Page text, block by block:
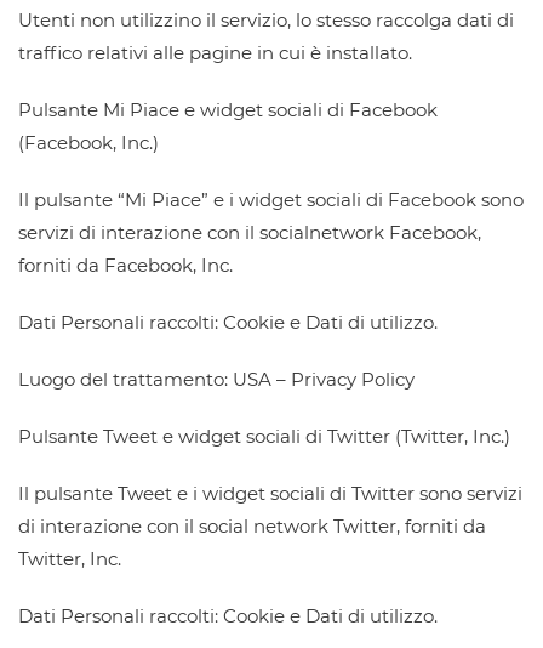
Utenti non utilizzino il servizio, lo stesso raccolga dati di
traffico relativi alle pagine in cui è installato.
Pulsante Mi Piace e widget sociali di Facebook
(Facebook, Inc.)
Il pulsante “Mi Piace” e i widget sociali di Facebook sono
servizi di interazione con il socialnetwork Facebook,
forniti da Facebook, Inc.
Dati Personali raccolti: Cookie e Dati di utilizzo.
Luogo del trattamento: USA – Privacy Policy
Pulsante Tweet e widget sociali di Twitter (Twitter, Inc.)
Il pulsante Tweet e i widget sociali di Twitter sono servizi
di interazione con il social network Twitter, forniti da
Twitter, Inc.
Dati Personali raccolti: Cookie e Dati di utilizzo.